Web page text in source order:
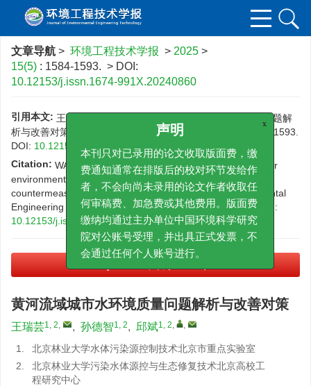
文章导航 > 环境工程技术学报 > 2025 >
15(5) : 1584-1593. > DOI:
10.12153/j.issn.1674-991X.20240860
引用本文: 王瑞芸，孙德智，邱斌.黄河流域城市水环境质量问题解
析与改善对策[J].环境工程技术学报，2025，15（5）：1584-1593.
DOI: 10.12153/j.issn.1674-991X.20240860
Citation: WANG R Y,SUN D Z,QIU B.Analysis of urban water
environment quality problems in the Yellow River Basin and
countermeasures for improvement[J].Journal of Environmental
Engineering Technology，2025，15（5）：1584-1593.DOI:
10.12153/j.issn.1674-991X.20240860
黄河流域城市水环境质量问题解析与改善对策
王瑞芸1, 2, , 孙德智1, 2, 邱斌1, 2, ,
1.
北京林业大学水体污染源控制技术北京市重点实验室
2.
北京林业大学污染水体源控与生态修复技术北京高校工
程研究中心
x
声明
本刊只对已录用的论文收取版面费，缴
费通知通常在排版后的校对环节发给作
者，不会向尚未录用的论文作者收取任
何审稿费、加急费或其他费用。版面费
缴纳均通过主办单位中国环境科学研究
院对公账号受理，并出具正式发票，不
会通过任何个人账号进行。